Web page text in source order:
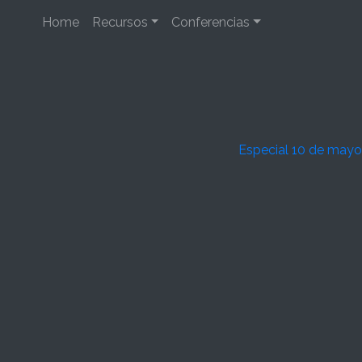
Home Recursos Conferencias
Especial 10 de mayo